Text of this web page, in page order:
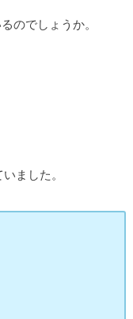
のでしょうか。
ました。